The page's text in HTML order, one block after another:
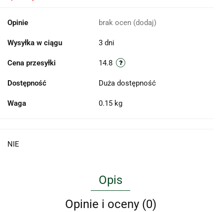
Opinie brak ocen (dodaj)
Wysyłka w ciągu 3 dni
Cena przesyłki 14.8
Dostępność Duża dostępność
Waga 0.15 kg
NIE
Opis
Opinie i oceny (0)